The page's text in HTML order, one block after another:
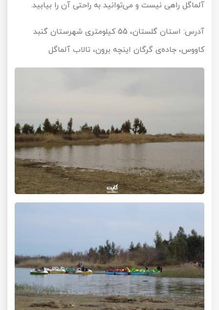
آلماگل راهی نیست و می‌توانید به راحتی آن را بیابید.
آدرس: استان گلستان، 55 کیلومتری شهرستان گنبد
کاووس، جاده‌ی گرگان اینچه برون، تالاب آلماگل